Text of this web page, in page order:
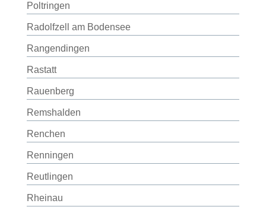
Poltringen
Radolfzell am Bodensee
Rangendingen
Rastatt
Rauenberg
Remshalden
Renchen
Renningen
Reutlingen
Rheinau